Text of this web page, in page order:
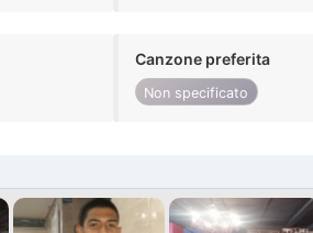
Canzone preferita
Non specificato